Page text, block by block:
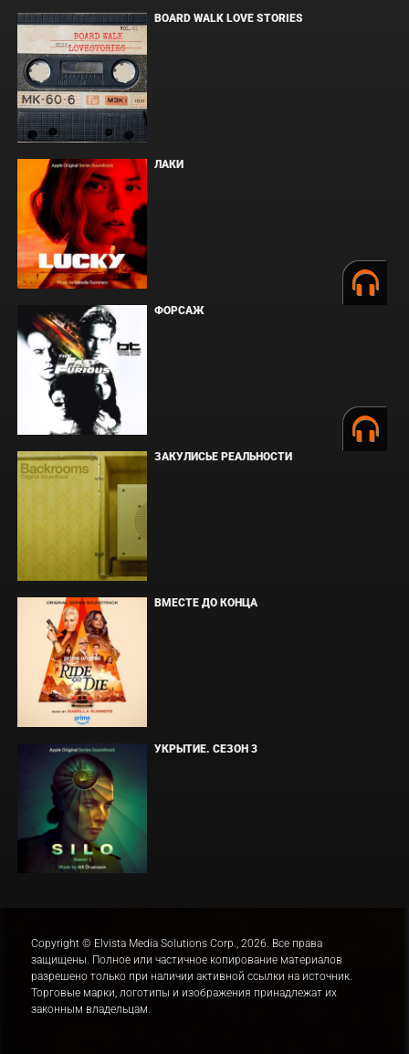
BOARD WALK LOVE STORIES
ЛАКИ
ФОРСАЖ
ЗАКУЛИСЬЕ РЕАЛЬНОСТИ
ВМЕСТЕ ДО КОНЦА
УКРЫТИЕ. СЕЗОН 3
Copyright © Elvista Media Solutions Corp., 2026. Все права
защищены. Полное или частичное копирование материалов
разрешено только при наличии активной ссылки на источник.
Торговые марки, логотипы и изображения принадлежат их
законным владельцам.